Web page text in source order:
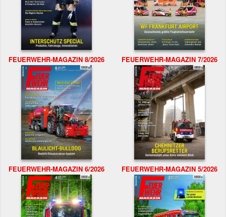
FEUERWEHR-MAGAZIN 8/2026 FEUERWEHR-MAGAZIN 7/2026
FEUERWEHR-MAGAZIN 6/2026 FEUERWEHR-MAGAZIN 5/2026